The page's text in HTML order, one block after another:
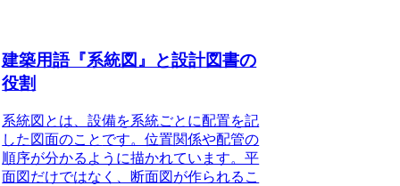
建築用語『系統図』と設計図書の
役割
系統図とは、設備を系統ごとに配置を記
した図面のこと です。位置関係や配管の
順序が分かるように描かれています。平
面図だけではなく、断面図が作られるこ